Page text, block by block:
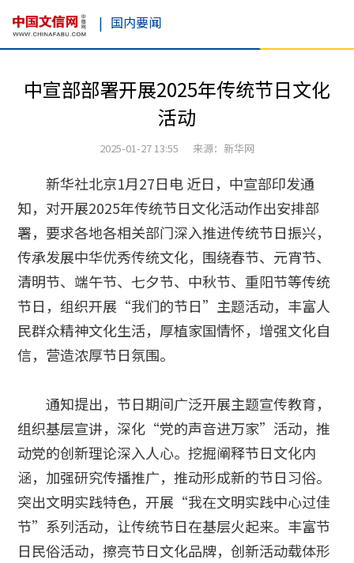
| 国内要闻
中宣部部署开展2025年传统节日文化
活动
2025-01-27 13:55 来源：新华网
新华社北京1月27日电 近日，中宣部印发通
知，对开展2025年传统节日文化活动作出安排部
署，要求各地各相关部门深入推进传统节日振兴，
传承发展中华优秀传统文化，围绕春节、元宵节、
清明节、端午节、七夕节、中秋节、重阳节等传统
节日，组织开展“我们的节日”主题活动，丰富人
民群众精神文化生活，厚植家国情怀，增强文化自
信，营造浓厚节日氛围。
通知提出，节日期间广泛开展主题宣传教育，
组织基层宣讲，深化“党的声音进万家”活动，推
动党的创新理论深入人心。挖掘阐释节日文化内
涵，加强研究传播推广，推动形成新的节日习俗。
突出文明实践特色，开展“我在文明实践中心过佳
节”系列活动，让传统节日在基层火起来。丰富节
日民俗活动，擦亮节日文化品牌，创新活动载体形